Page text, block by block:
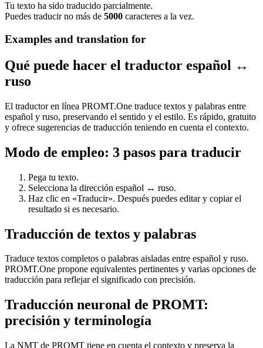
Tu texto ha sido traducido parcialmente.
Puedes traducir no más de 5000 caracteres a la vez.
Examples and translation for
Qué puede hacer el traductor español ↔
ruso
El traductor en línea PROMT.One traduce textos y palabras entre
español y ruso, preservando el sentido y el estilo. Es rápido, gratuito
y ofrece sugerencias de traducción teniendo en cuenta el contexto.
Modo de empleo: 3 pasos para traducir
Pega tu texto.
Selecciona la dirección español ↔ ruso.
Haz clic en «Traducir». Después puedes editar y copiar el
resultado si es necesario.
Traducción de textos y palabras
Traduce textos completos o palabras aisladas entre español y ruso.
PROMT.One propone equivalentes pertinentes y varias opciones de
traducción para reflejar el significado con precisión.
Traducción neuronal de PROMT:
precisión y terminología
La NMT de PROMT tiene en cuenta el contexto y preserva la